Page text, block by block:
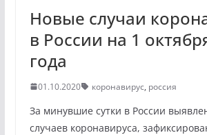
Новые случаи
в России на 1
года
01.10.2020 коронавирус, россия
За минувшие сутки в России
случаев коронавируса,